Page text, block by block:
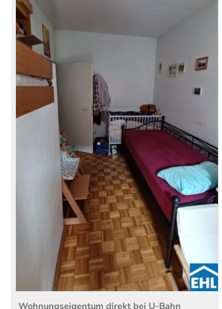
Wohnungseigentum direkt bei U-Bahn